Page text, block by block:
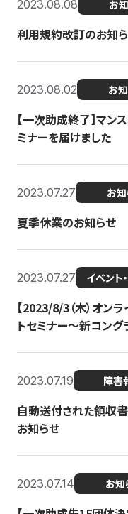
2023.08.08 お
利用規約改訂のお知
2023.08.02 お
【一次助成終了】マ
ミナーを届けました
2023.07.27 お
夏季休業のお知らせ
2023.07.27 イベント
【2023/8/3（木）オン
トセミナー〜新コン
2023.07.19 障害
自動送付された領収
お知らせ
2023.07.14 お知